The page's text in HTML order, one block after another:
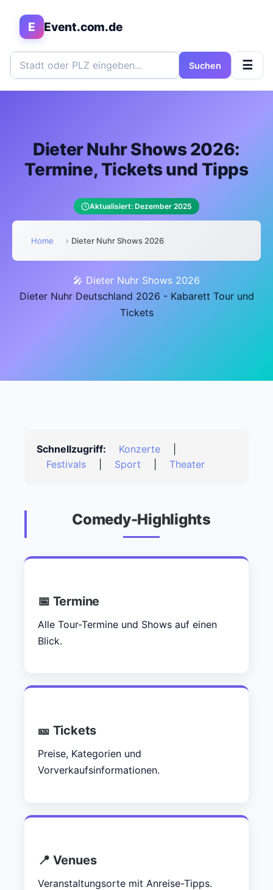
E Event.com.de
Suchen ☰
Dieter Nuhr Shows 2026:
Termine, Tickets und Tipps
Aktualisiert: Dezember 2025
Home › Dieter Nuhr Shows 2026
🎤 Dieter Nuhr Shows 2026
Dieter Nuhr Deutschland 2026 - Kabarett Tour und
Tickets
Schnellzugriff: Konzerte
Festivals
Sport Theater
Comedy-Highlights
📅 Termine
Alle Tour-Termine und Shows auf einen
Blick.
🎫 Tickets
Preise, Kategorien und
Vorverkaufsinformationen.
📍 Venues
Veranstaltungsorte mit Anreise-Tipps.